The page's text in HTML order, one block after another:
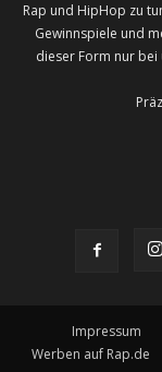
Rap und HipHop zu
Gewinnspiele und
dieser Form nur bei
Impressum
Werben auf Rap.de